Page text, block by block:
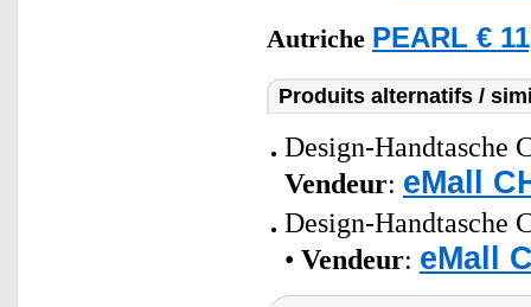
Autriche PEARL €
Produits alternatifs /
Design-Handtasche
Vendeur: eMall
Design-Handtasche
• Vendeur: eMall